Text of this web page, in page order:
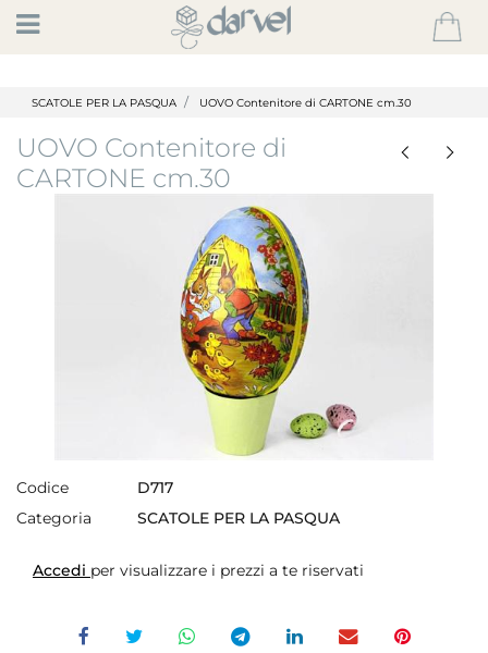
Open
SCATOLE PER LA PASQUA UOVO Contenitore di CARTONE cm.30
UOVO Contenitore di
CARTONE cm.30
Codice
D717
Categoria
SCATOLE PER LA PASQUA
Accedi per visualizzare i prezzi a te riservati